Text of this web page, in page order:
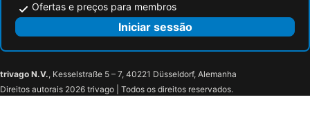
Ofertas e preços para membros
Iniciar sessão
trivago N.V., Kesselstraße 5 – 7, 40221 Düsseldorf, Alemanha
Direitos autorais 2026 trivago | Todos os direitos reservados.